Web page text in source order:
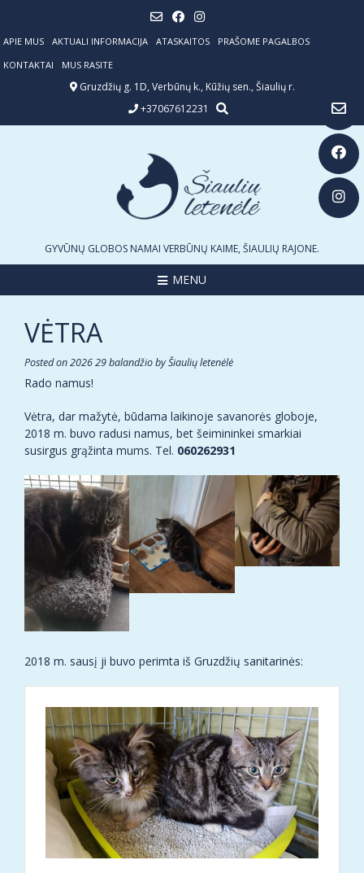
content
APIE MUS AKTUALI INFORMACIJA ATASKAITOS
PRAŠOME PAGALBOS
KONTAKTAI
MUS RASITE
Gruzdžių g. 1D, Verbūnų k., Kūžių sen., Šiaulių r.
+37067612231
GYVŪNŲ GLOBOS NAMAI VERBŪNŲ KAIME, ŠIAULIŲ RAJONE.
MENU
VĖTRA
Posted on2026 29 balandžiobyŠiaulių letenėlė
Rado namus!
Vėtra, dar mažytė, būdama laikinoje savanorės globoje,
2018 m. buvo radusi namus, bet šeimininkei smarkiai
susirgus grąžinta mums. Tel. 060262931
2018 m. sausį ji buvo perimta iš Gruzdžių sanitarinės: